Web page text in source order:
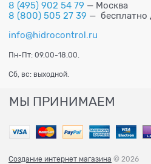
8 (495) 902 54 79 — Москва
8 (800) 505 27 39 — бесплатно
info@hidrocontrol.ru
Пн-Пт: 09.00-18.00.
Сб, вс: выходной.
МЫ ПРИНИМАЕМ
Создание интернет магазина © 2026